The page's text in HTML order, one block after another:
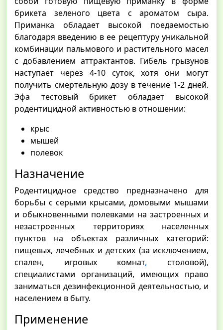
брикета зеленого цвета с ароматом сыра.
Приманка обладает высокой поедаемостью
благодаря введению в ее рецептуру уникальной
комбинации пальмового и растительного масел
с добавлением аттрактантов. Гибель грызунов
наступает через 4-10 суток, хотя они могут
получить смертельную дозу в течение 1-2 дней.
Эфа тестовый брикет обладает высокой
родентицидной активностью в отношении:
крыс
мышей
полевок
Назначение
Родентицидное средство предназначено для
борьбы с серыми крысами, домовыми мышами
и обыкновенными полевками на застроенных и
незастроенных территориях населенных
пунктов на объектах различных категорий:
пищевых, лечебных и детских (за исключением,
спален, игровых комнат, столовой),
специалистами организаций, имеющих право
заниматься дезинфекционной деятельностью, и
населением в быту.
Применение